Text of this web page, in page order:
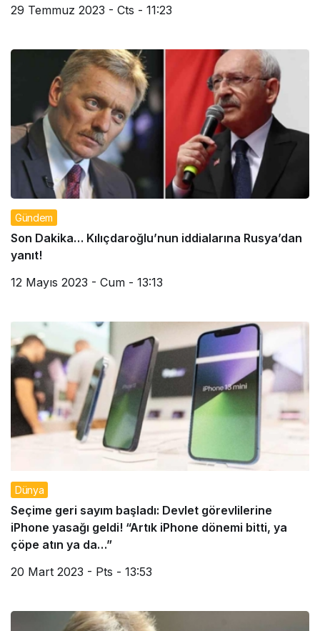
29 Temmuz 2023 - Cts - 11:23
Gündem
Son Dakika… Kılıçdaroğlu’nun iddialarına Rusya’dan
yanıt!
12 Mayıs 2023 - Cum - 13:13
Dünya
Seçime geri sayım başladı: Devlet görevlilerine
iPhone yasağı geldi! “Artık iPhone dönemi bitti, ya
çöpe atın ya da…”
20 Mart 2023 - Pts - 13:53